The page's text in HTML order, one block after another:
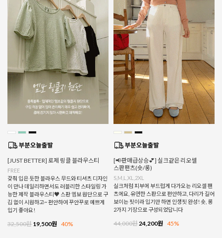
[JUST BETTER] 로제 링클 블라우스티
FREE
갖춰 입은 듯한 블라우스 무드와 티셔츠 디자인
이 만나 데일리하면서도 러블리한 스타일링 가
능한 제작 블라우스티♥ 스판 엠보 원단으로 구
김 없이 시원하고~ 편안하여 꾸안꾸로 예쁘게
입기 좋아요!
32,500원 19,500원 40%
[📢판매급상승💕] 실크같은 리오셀
스판팬츠(숏/롱)
S,M,L,XL,2XL
실크처럼 피부에 부드럽게 다가오는 리오셀 팬
츠에요, 유연한 스판으로 편안하고, 다리가 길어
보이는 핏이라 입기만 하면 인생핏 완성! 숏, 롱
2가지 기장으로 구성되었답니다
44,000원 24,200원 45%